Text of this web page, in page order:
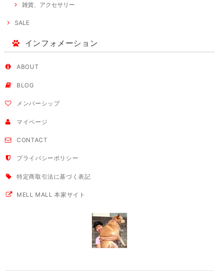
雑貨、アクセサリー
SALE
インフォメーション
ABOUT
BLOG
メンバーシップ
マイページ
CONTACT
プライバシーポリシー
特定商取引法に基づく表記
MELL MALL 本家サイト